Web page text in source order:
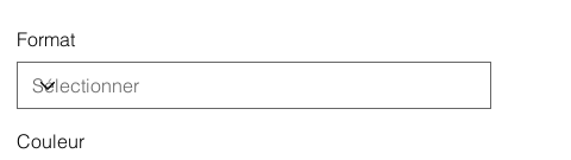
Format
Couleur